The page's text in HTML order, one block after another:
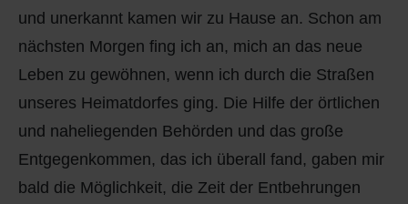
und unerkannt kamen wir zu Hause an. Schon am
nächsten Morgen fing ich an, mich an das neue
Leben zu gewöhnen, wenn ich durch die Straßen
unseres Heimatdorfes ging. Die Hilfe der örtlichen
und naheliegenden Behörden und das große
Entgegenkommen, das ich überall fand, gaben mir
bald die Möglichkeit, die Zeit der Entbehrungen